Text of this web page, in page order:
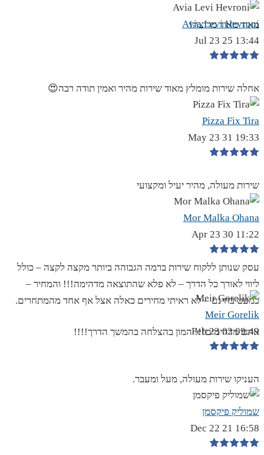
מאוד מאוד מרוצה!
Avia Levi Hevroni
13:44 25 Jul 23
אחלה שירות מומלץ מאוד שירות מהיר ואמין תודה רבה😍
Pizza Fix Tira
19:33 31 May 23
שירות מעולה, מהיר יעיל ומקצועי
Mor Malka Ohana
11:22 30 Apr 23
עסק שנותן ללקוח שירות ברמה הגבוהה ביותר מקצה לקצה – כולל
ליווי לאורך כל הדרך – לא פלא שהתוצאה מדהימה!!! והמחיר –
כמעט בחינם – לא ראיתי מחירים כאלה אצל אף אחד מהמתחרים.
אתם מדהימים!!! המון בהצלחה בהמשך הדרך!!!!
Meir Gorelik
09:49 02 Feb 23
העניקו שירות מעולה, מעל ומעבר.
שמוליק פיקסמן
16:58 21 Dec 22